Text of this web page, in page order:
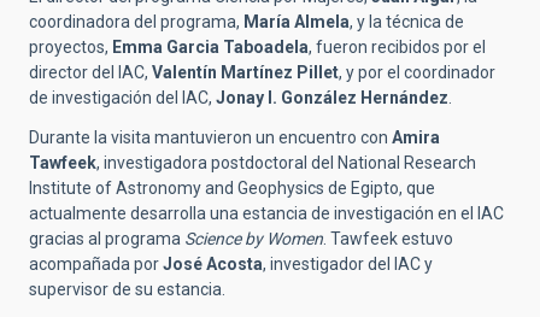
coordinadora del programa, María Almela, y la técnica de
proyectos, Emma Garcia Taboadela, fueron recibidos por el
director del IAC, Valentín Martínez Pillet, y por el coordinador
de investigación del IAC, Jonay I. González Hernández
Durante la visita mantuvieron un encuentro con Amira
Tawfeek, investigadora postdoctoral del National Research
Institute of Astronomy and Geophysics de Egipto, que
actualmente desarrolla una estancia de investigación en el IAC
gracias al programa Science by Women . Tawfeek estuvo
acompañada porJosé Acosta, investigador del IAC y
supervisor de su estancia.